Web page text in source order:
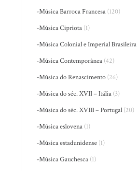
-Música Barroca Francesa (120)
-Música Cipriota (1)
-Música Colonial e Imperial Brasileira
-Música Contemporânea (42)
-Música do Renascimento (26)
-Música do séc. XVII – Itália (3)
-Música do séc. XVIII – Portugal (20)
-Música eslovena (1)
-Música estadunidense (1)
-Música Gauchesca (1)